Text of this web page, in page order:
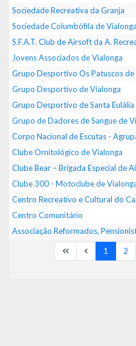
1 2
Sociedade Recreativa da Granja
Sociedade Columbófila de Vialonga
S.F.A.T. Club de Airsoft da A.
Jovens Associados de Vialonga
Grupo Desportivo Os Patuscos de
Grupo Desportivo de Vialonga
Grupo Desportivo de Santa Eulália
Grupo de Dadores de Sangue de
Corpo Nacional de Escutas -
Clube Ornitológico de Vialonga
Clube Bear – Brigada Especial de
Clube 300 - Motoclube de
Centro Recreativo e Cultural do
Centro Comunitário
Associação Reformados,